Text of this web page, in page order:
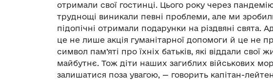
отримали свої гостинці. Цього року через
труднощі виникали певні проблеми, але ми
підопічні отримали подарунки на різдвяні свята.
це не лише акція гуманітарної допомоги й це не
символ пам’яті про їхніх батьків, які віддали
майбутнє. Тож діти наших загиблих військових
залишатися поза увагою, — говорить капітан-